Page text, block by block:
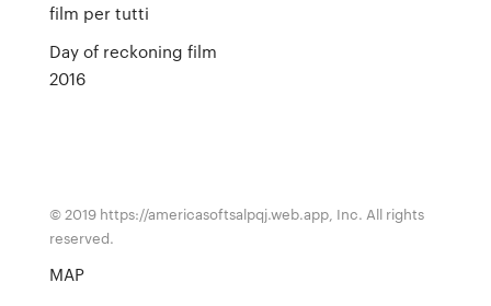
film per tutti
Day of reckoning film
2016
© 2019 https://americasoftsalpqj.web.app, Inc. All rights
reserved.
MAP